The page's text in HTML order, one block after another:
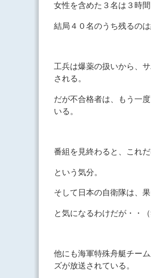
女性を含めた３名は３時
結局４０名のうち残るのは
工兵は爆薬の扱いから、
される。
だが不合格者は、もう一
いる。
番組を見終わると、これ
という気分。
そして日本の自衛隊は、
と気になるわけだが・・（
他にも海軍特殊舟艇チー
ズが放送されている。